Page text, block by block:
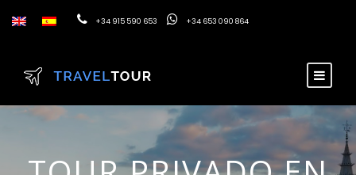
+34 915 590 653 +34 653 090 864